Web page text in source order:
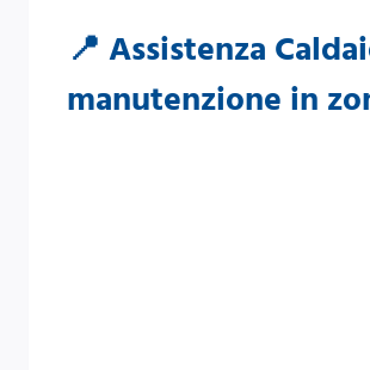
📍 Assistenza
manutenzione in